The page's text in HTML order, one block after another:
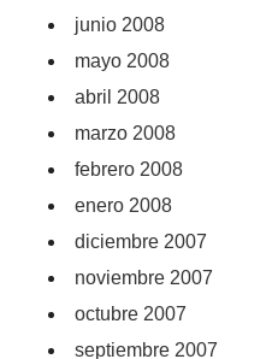
junio 2008
mayo 2008
abril 2008
marzo 2008
febrero 2008
enero 2008
diciembre 2007
noviembre 2007
octubre 2007
septiembre 2007